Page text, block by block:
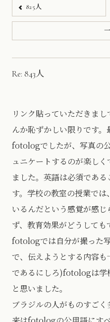
825人
Re: 843人
リンク貼っていただきま
んか恥ずかしい限りです
fotologでしたが、写真の
ュニケートするのが楽し
ました。英語は必須であ
す。学校の教室の授業で
いるんだという感覚が感
ず、教育効果がどうしても
fotologでは自分が撮った
で、伝えようとする内容
であるにしろ)fotologは学
と思いました。
ブラジルの人がものすご